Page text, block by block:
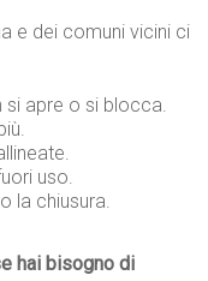
e dei comuni vicini ci
si apre o si blocca.
uso.
la chiusura.
hai bisogno di